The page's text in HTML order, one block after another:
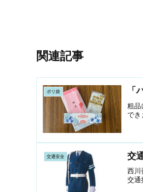
関連記事
ポリ袋 「
粗品
でき
交通安全 交
西川
交通